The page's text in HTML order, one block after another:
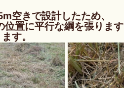
空きで設計したため、
置に平行な綱を張ります
す。